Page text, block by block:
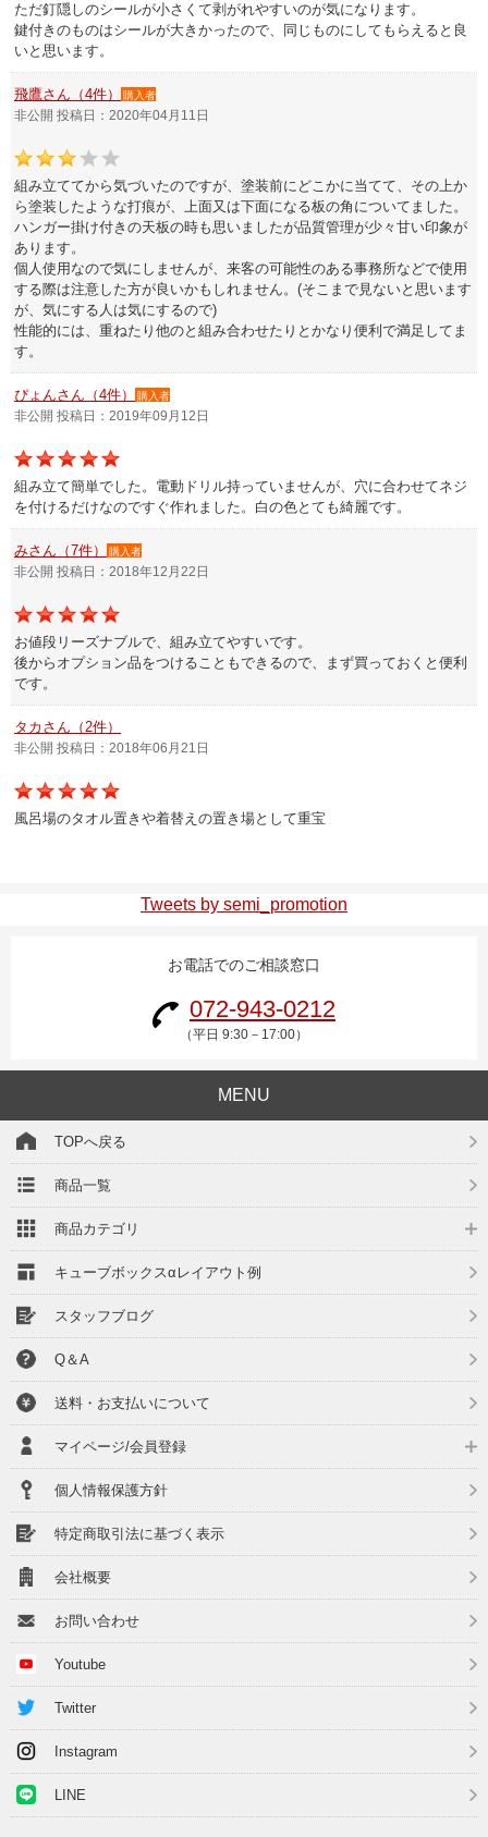
ただ釘隠しのシールが小さくて剥がれやすいのが気になります。
鍵付きのものはシールが大きかったので、同じものにしてもらえると良
いと思います。
飛鷹さん（4件） 購入者
非公開 投稿日：2020年04月11日
組み立ててから気づいたのですが、塗装前にどこかに当てて、その上か
ら塗装したような打痕が、上面又は下面になる板の角についてました。
ハンガー掛け付きの天板の時も思いましたが品質管理が少々甘い印象が
あります。
個人使用なので気にしませんが、来客の可能性のある事務所などで使用
する際は注意した方が良いかもしれません。(そこまで見ないと思います
が、気にする人は気にするので)
性能的には、重ねたり他のと組み合わせたりとかなり便利で満足してま
す。
ぴょんさん（4件） 購入者
非公開 投稿日：2019年09月12日
組み立て簡単でした。電動ドリル持っていませんが、穴に合わせてネジ
を付けるだけなのですぐ作れました。白の色とても綺麗です。
みさん（7件） 購入者
非公開 投稿日：2018年12月22日
お値段リーズナブルで、組み立てやすいです。
後からオプション品をつけることもできるので、まず買っておくと便利
です。
タカさん（2件）
非公開 投稿日：2018年06月21日
風呂場のタオル置きや着替えの置き場として重宝
Tweets by semi_promotion
お電話でのご相談窓口
072-943-0212
（平日 9:30－17:00）
MENU
TOPへ戻る
商品一覧
商品カテゴリ
キューブボックスαレイアウト例
スタッフブログ
Q＆A
送料・お支払いについて
マイページ/会員登録
個人情報保護方針
特定商取引法に基づく表示
会社概要
お問い合わせ
Youtube
Twitter
Instagram
LINE